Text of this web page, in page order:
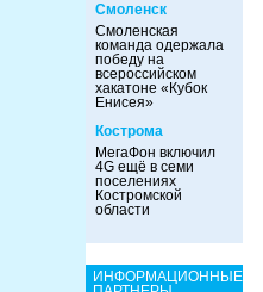
Смоленск
Смоленская
команда одержала
победу на
всероссийском
хакатоне «Кубок
Енисея»
Кострома
МегаФон включил
4G ещё в семи
поселениях
Костромской
области
ИНФОРМАЦИОННЫЕ